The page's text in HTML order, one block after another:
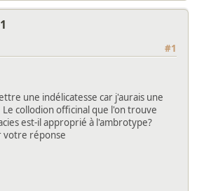
#1
une indélicatesse car j'aurais une
collodion officinal que l'on trouve
est-il approprié à l'ambrotype?
votre réponse